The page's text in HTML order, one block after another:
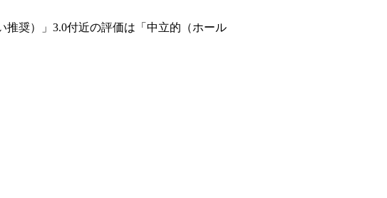
推奨）」3.0付近の評価は「中立的（ホール